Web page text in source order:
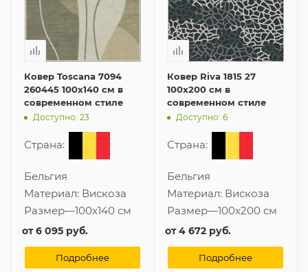
Ковер Toscana 7094
260445 100x140 см в
современном стиле
Доступно: 23
Страна:
Бельгия
Материал: Вискоза
Размер—100x140 см
от6 095 руб.
Подробнее
Ковер Riva 1815 27
100x200 см в
современном стиле
Доступно: 6
Страна:
Бельгия
Материал: Вискоза
Размер—100x200 см
от4 672 руб.
Подробнее